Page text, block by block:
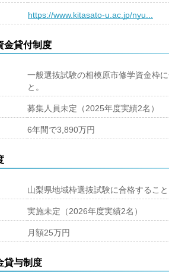
https://www.kitasato-u.ac.jp/nyu...
金貸付制度
一般選抜試験の相模原市修学資金枠に
と。
募集人員未定（2025年度実績2名）
6年間で3,890万円
山梨県地域枠選抜試験に合格すること
実施未定（2026年度実績2名）
月額25万円
貸与制度